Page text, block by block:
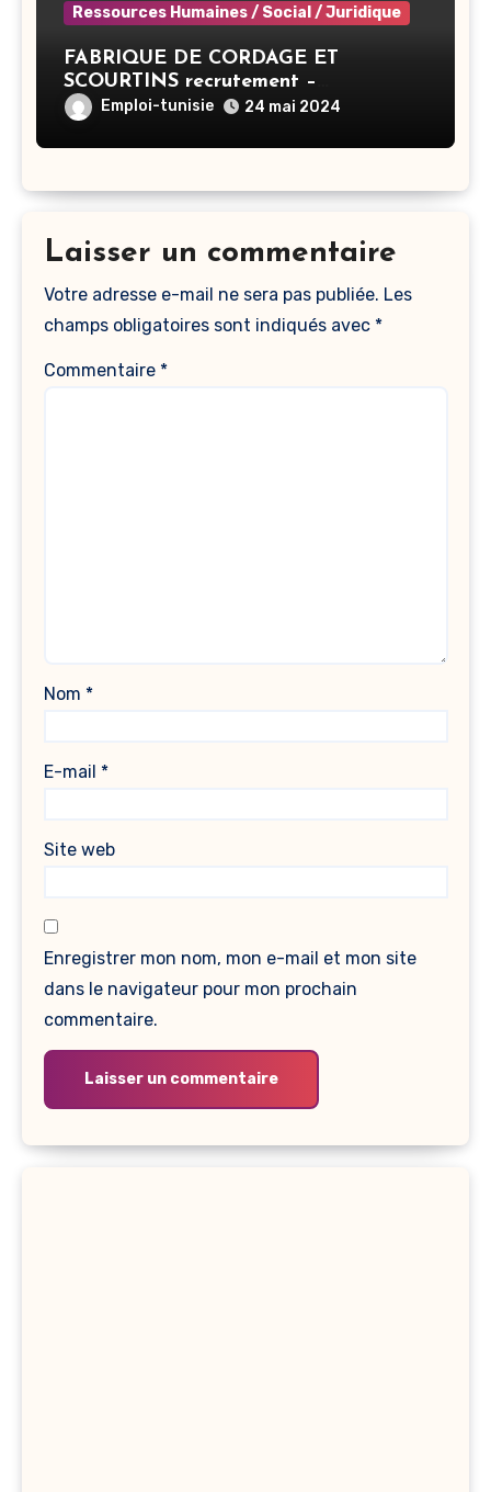
Ressources Humaines / Social / Juridique
FABRIQUE DE CORDAGE ET
SCOURTINS recrutement –
Responsable RH – Ben Arous
Emploi-tunisie 24 mai 2024
Laisser un commentaire
Votre adresse e-mail ne sera pas publiée. Les
champs obligatoires sont indiqués avec *
Commentaire *
Nom *
E-mail *
Site web
Enregistrer mon nom, mon e-mail et mon site
dans le navigateur pour mon prochain
commentaire.